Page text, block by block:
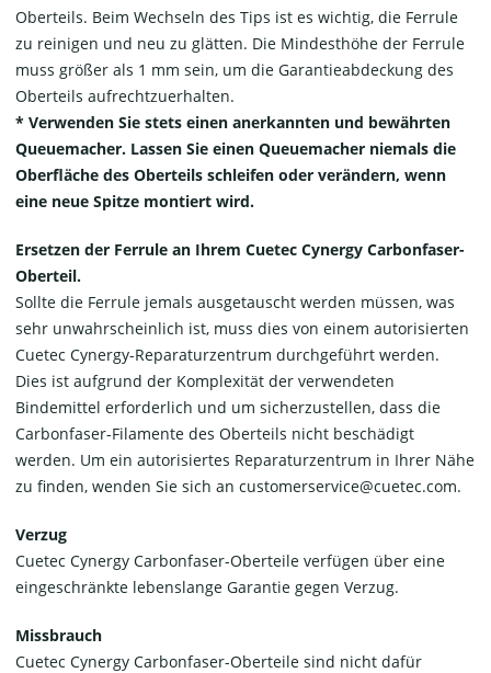
Oberteils. Beim Wechseln des Tips ist es wichtig, die Ferrule
zu reinigen und neu zu glätten. Die Mindesthöhe der Ferrule
muss größer als 1 mm sein, um die Garantieabdeckung des
Oberteils aufrechtzuerhalten.
* Verwenden Sie stets einen anerkannten und bewährten
Queuemacher. Lassen Sie einen Queuemacher niemals die
Oberfläche des Oberteils schleifen oder verändern, wenn
eine neue Spitze montiert wird.
Ersetzen der Ferrule an Ihrem Cuetec Cynergy Carbonfaser-
Oberteil.
Sollte die Ferrule jemals ausgetauscht werden müssen, was
sehr unwahrscheinlich ist, muss dies von einem autorisierten
Cuetec Cynergy-Reparaturzentrum durchgeführt werden.
Dies ist aufgrund der Komplexität der verwendeten
Bindemittel erforderlich und um sicherzustellen, dass die
Carbonfaser-Filamente des Oberteils nicht beschädigt
werden. Um ein autorisiertes Reparaturzentrum in Ihrer Nähe
zu finden, wenden Sie sich an customerservice@cuetec.com.
Verzug
Cuetec Cynergy Carbonfaser-Oberteile verfügen über eine
eingeschränkte lebenslange Garantie gegen Verzug.
Missbrauch
Cuetec Cynergy Carbonfaser-Oberteile sind nicht dafür